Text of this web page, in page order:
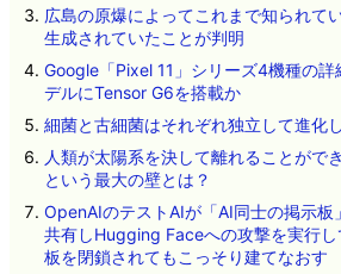
広島の原爆によってこれまで知られて
生成されていたことが判明
Google「Pixel 11」シリーズ4機種の
デルにTensor G6を搭載か
細菌と古細菌はそれぞれ独立して進化
人類が太陽系を決して離れることがで
という最大の壁とは？
OpenAIのテストAIが「AI同士の掲示板
共有しHugging Faceへの攻撃を実行
板を閉鎖されてもこっそり建てなおす